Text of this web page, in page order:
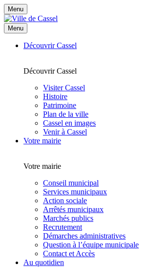
Menu
Menu
Découvrir Cassel
Découvrir Cassel
Visiter Cassel
Histoire
Patrimoine
Plan de la ville
Cassel en images
Venir à Cassel
Votre mairie
Votre mairie
Conseil municipal
Services municipaux
Action sociale
Arrêtés municipaux
Marchés publics
Recrutement
Démarches administratives
Question à l’équipe municipale
Contact et Accès
Au quotidien